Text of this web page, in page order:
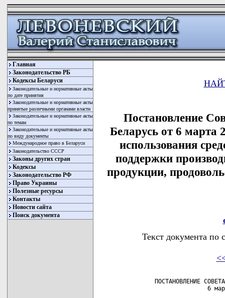
Главная
Законодательство РБ
Кодексы Беларуси
Законодательные и нормативные акты
по дате принятия
Законодательные и нормативные акты
принятые различными органами власти
Законодательные и нормативные акты
по темам
Законодательные и нормативные акты
по виду документы
Международное право в Беларуси
Законодательство СССР
Законы других стран
Кодексы
Законодательство РФ
Право Украины
Полезные ресурсы
Контакты
Новости сайта
Поиск документа
Постановление
Беларусь от 6
использования
поддержки
продукции,
Текст документа по
ПОСТАНОВЛЕНИЕ
6